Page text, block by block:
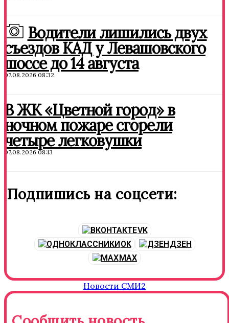
Водители лишились двух
съездов КАД у Левашовского
шоссе до 14 августа
07.08.2026 08:32
В ЖК «Цветной город» в
ночном пожаре сгорели
четыре легковушки
07.08.2026 08:13
Подпишись на соцсети:
VK
OK
ДЗЕН
MAX
Новости СМИ2